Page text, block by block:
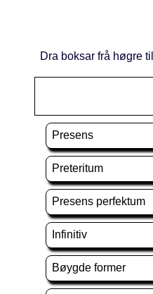
Dra boksar frå høgre
Presens
Preteritum
Presens perfektum
Infinitiv
Bøygde former